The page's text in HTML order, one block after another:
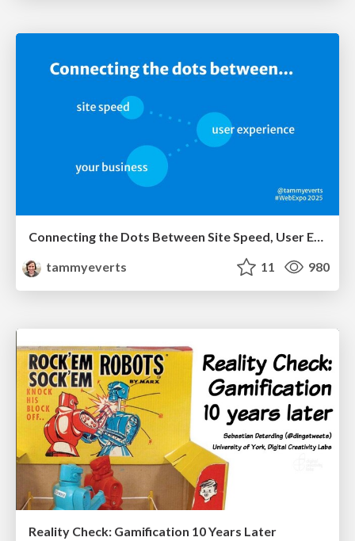
tammyeverts
11 980
Reality Check: Gamification 10 Years Later